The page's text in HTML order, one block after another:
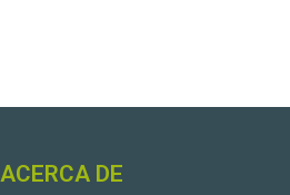
ACERCA DE